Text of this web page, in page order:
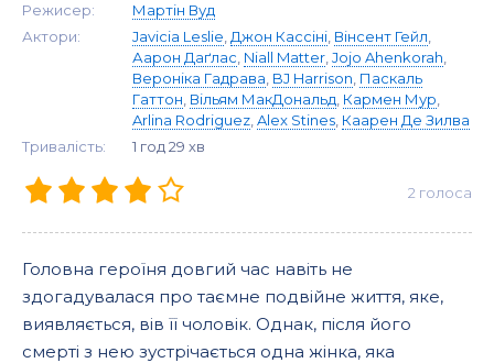
Режисер:
Мартін Вуд
Актори:
Javicia Leslie Джон Кассіні Вінсент Гейл
Аарон Даґлас Niall Matter Jojo Ahenkorah
Вероніка Гадрава BJ Harrison Паскаль
Гаттон Вільям МакДональд Кармен Мур
Arlina Rodriguez Alex Stines Каарен Де Зилва
Тривалість:
1 год 29 хв
2 голоса
Головна героїня довгий час навіть не
здогадувалася про таємне подвійне життя, яке,
виявляється, вів її чоловік. Однак, після його
смерті з нею зустрічається одна жінка, яка